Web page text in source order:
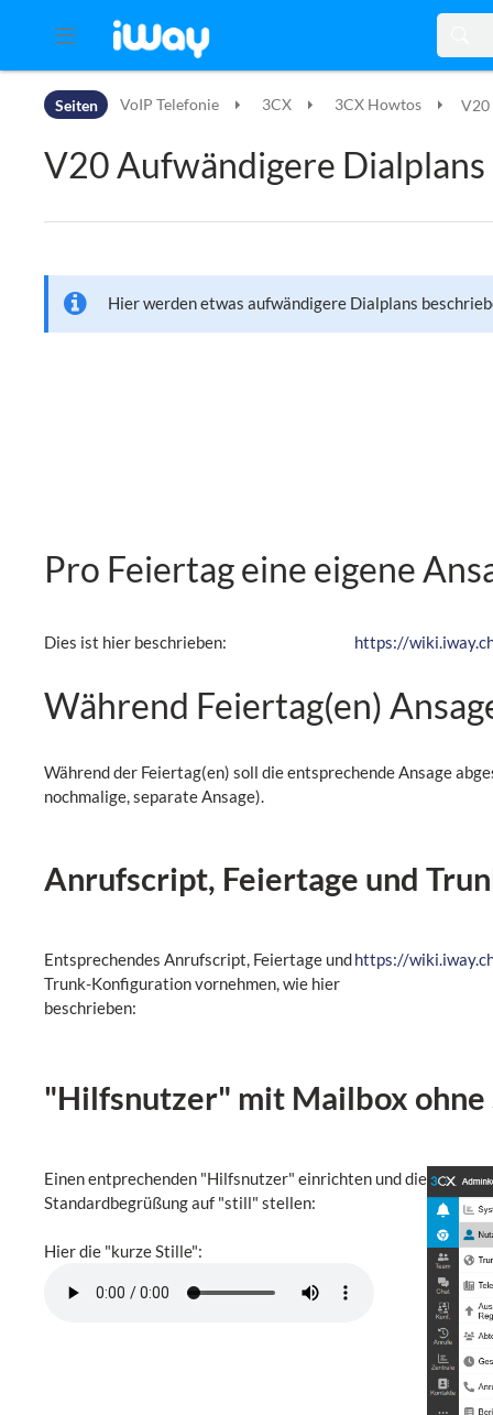
Zur Hauptnavigation
Zum Arbeitsbereich
Seiten VoIP Telefonie 3CX 3CX Howtos V20
V20 Aufwändigere Dialplans
Hier werden etwas aufwändigere Dialplans
Pro Feiertag eine eigene
Dies ist hier beschrieben: https://
Während Feiertag(en)
Während der Feiertag(en) soll die entsprechende Ansage
nochmalige, separate Ansage).
Anrufscript, Feiertage und
Entsprechendes Anrufscript, Feiertage und
Trunk-Konfiguration vornehmen, wie hier
beschrieben:
https://
"Hilfsnutzer" mit Mailbox
Einen entprechenden "Hilfsnutzer" einrichten und die
Standardbegrüßung auf "still" stellen:
Hier die "kurze Stille":